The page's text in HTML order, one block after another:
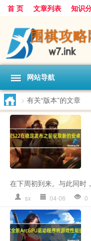
首 页 文章列表 知识
网站导航
> 有关“版本”的文章
在下周初到来。与此同时
sx 04-06 0